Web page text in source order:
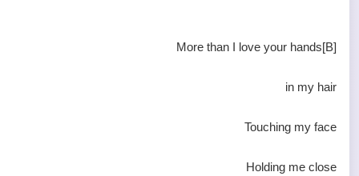
[B]More than I love your hands
in my hair
Touching my face
Holding me close